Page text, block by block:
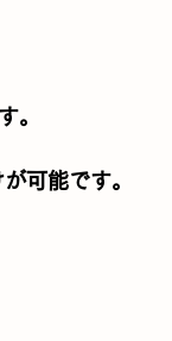
。
可能です。